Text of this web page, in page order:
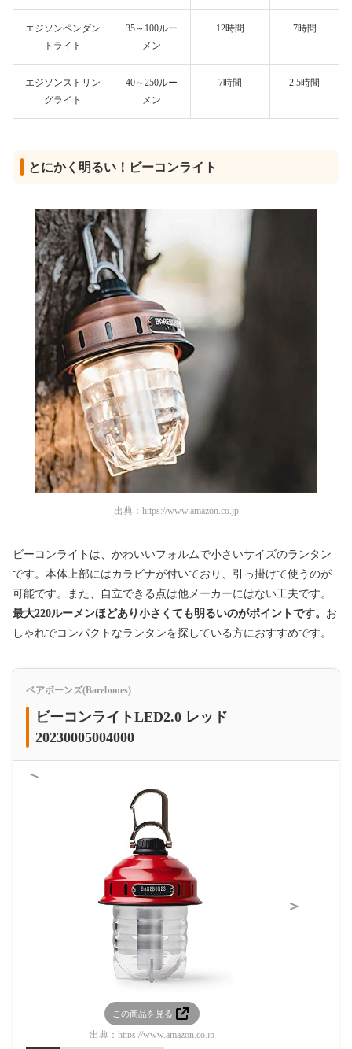
エジソンペンダン
トライト
35～100ルー
メン
12時間 7時間
エジソンストリン
グライト
40～250ルー
メン
7時間 2.5時間
とにかく明るい！ビーコンライト
出典： https://www.amazon.co.jp
ビーコンライトは、かわいいフォルムで小さいサイズのランタン
です。本体上部にはカラビナが付いており、引っ掛けて使うのが
可能です。また、自立できる点は他メーカーにはない工夫です。
最大220ルーメンほどあり小さくても明るいのがポイントです。 お
しゃれでコンパクトなランタンを探している方におすすめです。
ベアボーンズ(Barebones)
ビーコンライトLED2.0 レッド
20230005004000
＜
この商品を見る
出典： https://www.amazon.co.jp
＞